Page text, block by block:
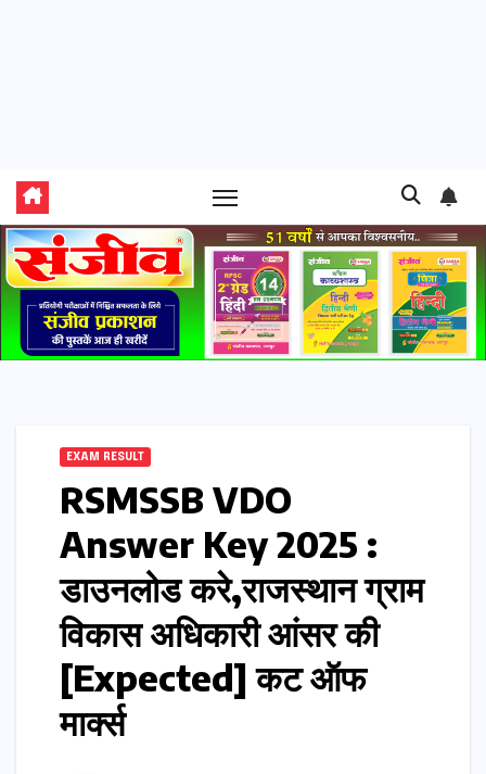
EXAM RESULT
RSMSSB VDO
Answer Key 2025 :
डाउनलोड करे,राजस्थान ग्राम
विकास अधिकारी आंसर की
[Expected] कट ऑफ
मार्क्स